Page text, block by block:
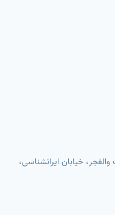
خیابان ایرانشناسی،